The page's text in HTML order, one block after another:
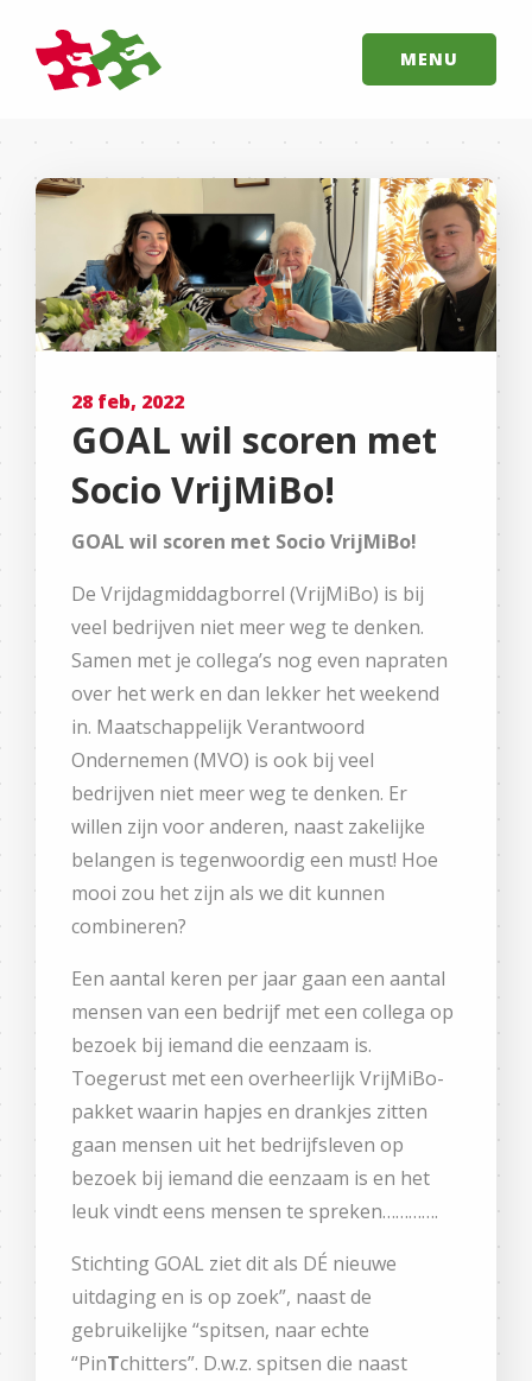
MENU
28 feb, 2022
GOAL wil scoren met
Socio VrijMiBo!
GOAL wil scoren met Socio VrijMiBo!
De Vrijdagmiddagborrel (VrijMiBo) is bij
veel bedrijven niet meer weg te denken.
Samen met je collega’s nog even napraten
over het werk en dan lekker het weekend
in. Maatschappelijk Verantwoord
Ondernemen (MVO) is ook bij veel
bedrijven niet meer weg te denken. Er
willen zijn voor anderen, naast zakelijke
belangen is tegenwoordig een must! Hoe
mooi zou het zijn als we dit kunnen
combineren?
Een aantal keren per jaar gaan een aantal
mensen van een bedrijf met een collega op
bezoek bij iemand die eenzaam is.
Toegerust met een overheerlijk VrijMiBo-
pakket waarin hapjes en drankjes zitten
gaan mensen uit het bedrijfsleven op
bezoek bij iemand die eenzaam is en het
leuk vindt eens mensen te spreken………….
Stichting GOAL ziet dit als DÉ nieuwe
uitdaging en is op zoek”, naast de
gebruikelijke “spitsen, naar echte
“PinTchitters”. D.w.z. spitsen die naast